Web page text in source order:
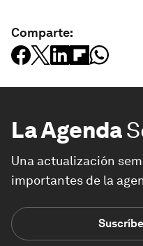
Comparte:
La Agenda
Una actualización
importantes de la